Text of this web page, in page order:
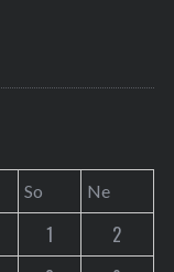
So Ne
1
2